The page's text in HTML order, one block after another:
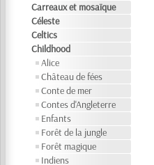
Carreaux et mosaïque
Céleste
Celtics
Childhood
Alice
Château de fées
Conte de mer
Contes d'Angleterre
Enfants
Forêt de la jungle
Forêt magique
Indiens